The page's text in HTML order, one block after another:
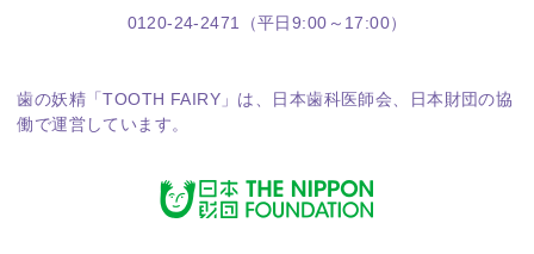
0120-24-2471（平日9:00～17:00）
歯の妖精「TOOTH FAIRY」は、 日本歯科医師会 日本財団の協
働で運営しています。